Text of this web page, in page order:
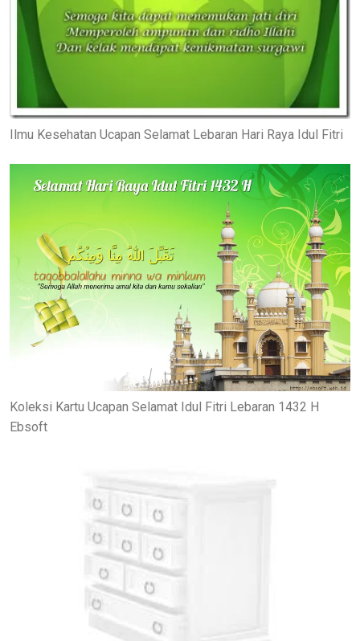
Ilmu Kesehatan Ucapan Selamat Lebaran Hari Raya Idul Fitri
Koleksi Kartu Ucapan Selamat Idul Fitri Lebaran 1432 H
Ebsoft